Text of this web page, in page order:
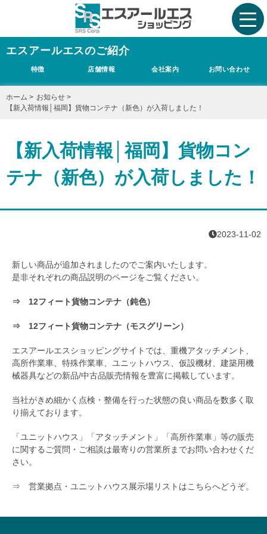
エスアールエスのご紹介
特徴 店舗情報 会社案内 お問い合わせ
ホーム > お知らせ >
【新入荷情報│福岡】貨物コンテナ（新色）が入荷しました！
【新入荷情報│福岡】貨物コン
テナ（新色）が入荷しました！
2023-11-02
新しい商品が追加されましたのでご案内いたします。
是非それぞれの商品説明のページをご覧ください。
⇒ 12フィート貨物コンテナ（鈍色）
⇒ 12フィート貨物コンテナ（モスグリーン）
エスアールエスショッピングサイトでは、重機アタッチメント、
高所作業車、特殊作業車、ユニットハウス、仮設機材、建築用機
械器具などの新品/中古品販売情報を豊富に掲載しています。
当社がきめ細かく点検・整備を行った状態の良い商品を数多く取
り揃えております。
「ユニットハウス」「アタッチメント」「高所作業車」等の販売
に関するご質問・ご相談は最寄りの営業所までお問い合わせくだ
さい。
⇒ 営業拠点・ユニットハウス展示場リストはこちらへどうぞ。